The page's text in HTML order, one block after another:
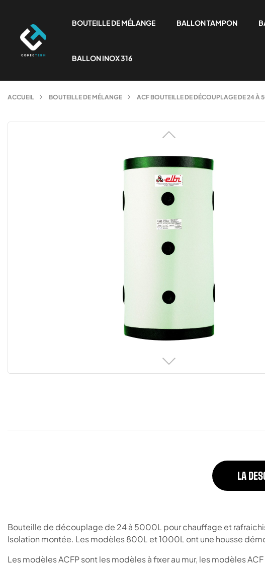
BOUTEILLE DE MÉLANGE BALLON TAMPON
BALLON INOX 316
ACCUEIL BOUTEILLE DE MÉLANGE ACF BOUTEILLE DE DÉCOUPLAGE DE 24 À
LA
Bouteille de découplage de 24 à 5000L pour chauffage et
Isolation montée. Les modèles 800L et 1000L ont une housse
Les modèles ACFP sont les modèles à fixer au mur, les modèles